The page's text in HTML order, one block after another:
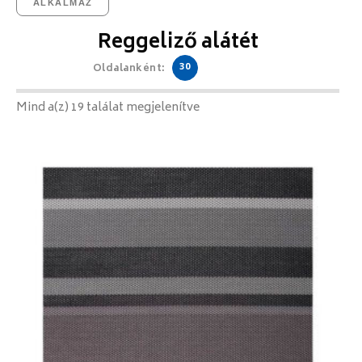
ALKALMAZ
Reggeliző alátét
Oldalanként: 30
Mind a(z) 19 találat megjelenítve